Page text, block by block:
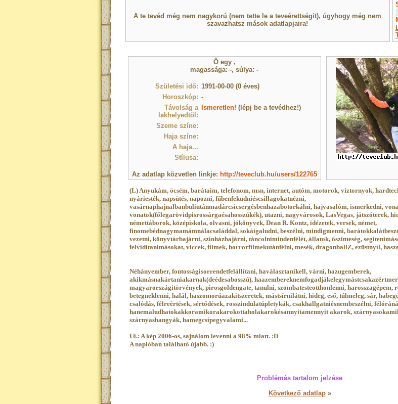
A te tevéd még nem nagykorú (nem tette le a teveérettségit), úgyhogy még nem
szavazhatsz mások adatlapjaira!
Ő egy ,
magassága: -, súlya: -
Születési idő: 1991-00-00 (0 éves)
Horoszkóp: -
Távolság a
lakhelyedtől:
Ismeretlen! (lépj be a tevédhez!)
Szeme színe:
Haja színe:
A haja...
Stílusa:
Az adatlap közvetlen linkje: http://teveclub.hu/users/122765
(L) Anyukám, öcsém, barátaim, telefonom, msn, internet, autóm, motorok, víztornyok,
nyáriesték, napsütés, napozni, fűbenfeküdniéscsillagokatnézni,
vasárnaphajnalbanbuliutánmadárcsicsergésbenhazabotorkálni, hajvasalóm, ismerkedni,
vonatok(főlegarövidpisrossárgaésahosszúkék), utazni, nagyvárosok, LasVegas, játszóterek,
némettáborok, középiskola, olvasni, jókönyvek, Dean R. Kontz, idézetek, versek, német,
finomebédnagymamámnálacsaláddal, sokáigaludni, beszélni, mindigmenni,
vezetni, könyvtárbajárni, színházbajárni, táncolnimindenfélét, állatok, őszinteség,
felvidítanimásokat, viccek, filmek, horrorfilmekutánfélni, mesék, dragonballZ, ezüstnyíl,
Néhányember, fontosságisorrendetfelállítani, haválasztanikell, várni, hazugemberek,
akikmásnakártaniakarnak(deédesabosszú),
magyarországitörvények, pirosgoldengate, tanulni, szombatesteotthonlenni, harosszagépem,
betegneklenni, halál, haszomorúazakitszeretek, mástsírnilátni, hideg, eső, túlmeleg, sár,
csalódás, félreértések, sértődések, rosszindulatúpletykák, csakhallgatniésnembeszélni,
hanemaludhatokakkoramikorakarokottaholakarokésannyitamennyit akarok,
szárnyashangyák, hamegcsípegyvalami...
Ui.: A kép 2006-os, sajnálom levenni a 98% miatt. :D
A naplóban található újabb. :)
Problémás tartalom jelzése
Következő adatlap»